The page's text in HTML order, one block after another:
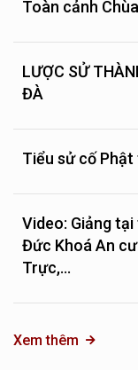
Toàn cảnh
LƯỢC SỬ
ĐÀ
Tiểu sử cố Phật
Video: Giảng
Đức Khoá An
Trực,...
Xem thêm